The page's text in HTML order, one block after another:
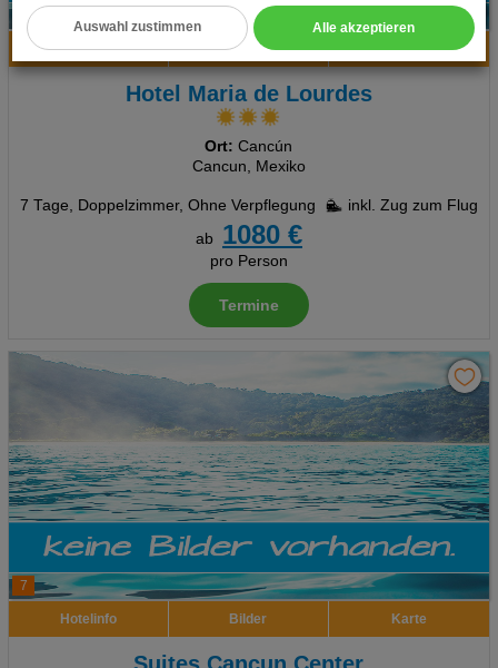
Datenschutz- und Nutzungsbedingungen
Cookie Einstellungen
Technische Cookies
Erweiterte Einstellungen
Alle akzeptieren
Auswahl zustimmen
Empfehlung
Hotelinfo Bilder Karte
Hotel Maria de Lourdes
Ort: Cancún
Cancun, Mexiko
7 Tage, Doppelzimmer, Ohne Verpflegung
inkl. Zug zum Flug
ab
1080 €
pro Person
Termine
7
Hotelinfo Bilder Karte